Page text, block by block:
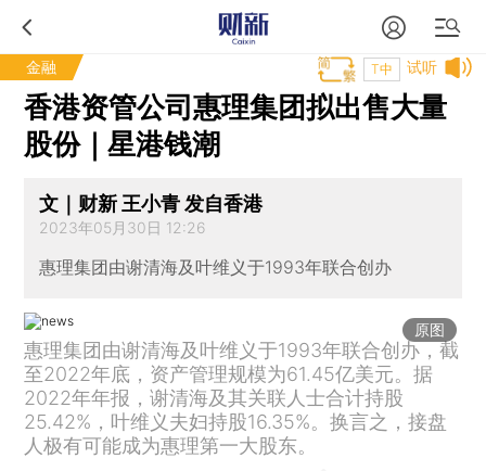
金融 试听
T中
香港资管公司惠理集团拟出售大量
股份｜星港钱潮
文｜财新 王小青 发自香港
2023年05月30日 12:26
惠理集团由谢清海及叶维义于1993年联合创办
原图
惠理集团由谢清海及叶维义于1993年联合创办，截
至2022年底，资产管理规模为61.45亿美元。据
2022年年报，谢清海及其关联人士合计持股
25.42%，叶维义夫妇持股16.35%。换言之，接盘
人极有可能成为惠理第一大股东。